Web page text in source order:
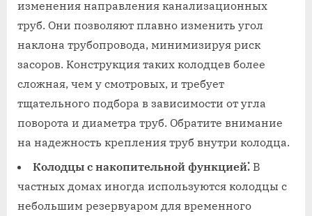
изменения направления канализационных
труб. Они позволяют плавно изменить угол
наклона трубопровода, минимизируя риск
засоров. Конструкция таких колодцев более
сложная, чем у смотровых, и требует
тщательного подбора в зависимости от угла
поворота и диаметра труб. Обратите внимание
на надежность крепления труб внутри колодца.
Колодцы с накопительной функцией⁚ В
частных домах иногда используются колодцы с
небольшим резервуаром для временного